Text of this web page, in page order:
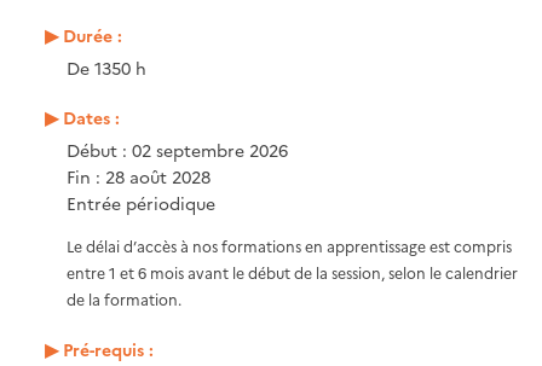
Durée :
De 1350 h
Dates :
Début : 02 septembre 2026
Fin : 28 août 2028
Entrée périodique
Le délai d’accès à nos formations en apprentissage est compris
entre 1 et 6 mois avant le début de la session, selon le calendrier
de la formation.
Pré-requis :